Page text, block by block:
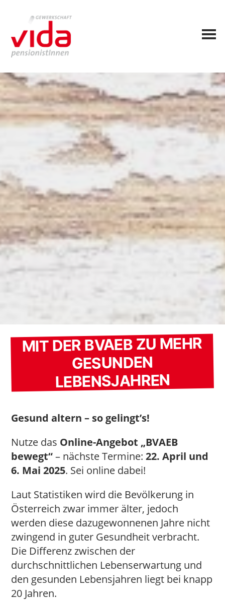
MIT DER BVAEB ZU MEHR
GESUNDEN
LEBENSJAHREN
Gesund altern – so gelingt’s!
Nutze das Online-Angebot „BVAEB
bewegt“– nächste Termine:22. April und
6. Mai 2025. Sei online dabei!
Laut Statistiken wird die Bevölkerung in
Österreich zwar immer älter, jedoch
werden diese dazugewonnenen Jahre nicht
zwingend in guter Gesundheit verbracht.
Die Differenz zwischen der
durchschnittlichen Lebenserwartung und
den gesunden Lebensjahren liegt bei knapp
20 Jahren.